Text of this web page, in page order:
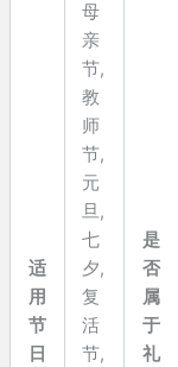
适
用
节
日
母
亲
节,
教
师
节,
元
旦,
七
夕,
复
活
节,
是
否
属
于
礼